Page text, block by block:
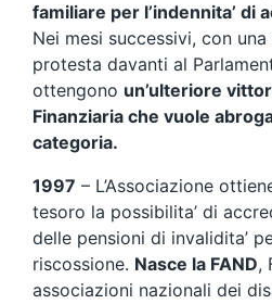
familiare per l’indennita’ di
Nei mesi successivi, con
protesta davanti al
ottengono un’ulteriore
Finanziaria che vuole
categoria.
1997 – L’Associazione
tesoro la possibilita’ di
delle pensioni di invalidita’
riscossione. Nasce la FAND,
associazioni nazionali dei